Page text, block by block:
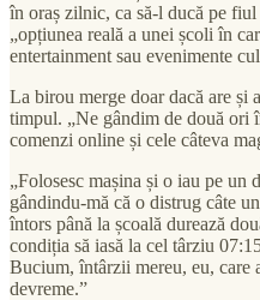
în oraș zilnic, ca să-l ducă pe
„opțiunea reală a unei școli în
entertainment sau evenimente
La birou merge doar dacă are și
timpul. „Ne gândim de două ori
comenzi online și cele câteva
„Folosesc mașina și o iau pe un
gândindu-mă că o distrug câte
întors până la școală durează
condiția să iasă la cel târziu
Bucium, întârzii mereu, eu, care
devreme.”